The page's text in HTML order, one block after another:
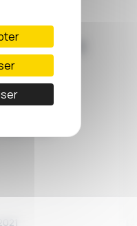
Le PLU et
des